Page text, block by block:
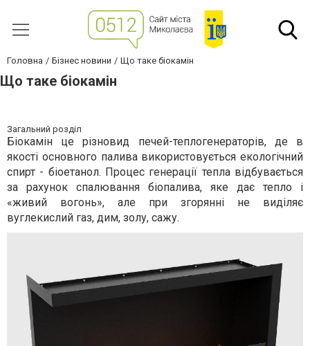
Головна Бізнес новини Що таке біокамін
Що таке біокамін
Загальний розділ
Біокамін це різновид печей-теплогенераторів, де в
якості основного палива використовується екологічний
спирт - біоетанол. Процес генерації тепла відбувається
за рахунок спалювання біопалива, яке дає тепло і
«живий вогонь», але при згорянні не виділяє
вуглекислий газ, дим, золу, сажу.